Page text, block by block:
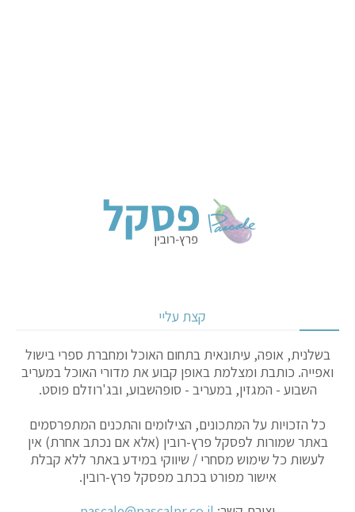
קצת עליי
בשלנית, אופה, עיתונאית בתחום האוכל ומחברת ספרי בישול
ואפייה. כותבת ומצלמת באופן קבוע את מדורי האוכל במעריב
השבוע - המגזין, במעריב - סופהשבוע, ובג'רוזלם פוסט.
כל הזכויות על המתכונים, הצילומים והתכנים המתפרסמים
באתר שמורות לפסקל פרץ-רובין (אלא אם נכתב אחרת) אין
לעשות כל שימוש מסחרי / שיווקי במידע באתר ללא קבלת
אישור מפורט בכתב מפסקל פרץ-רובין.